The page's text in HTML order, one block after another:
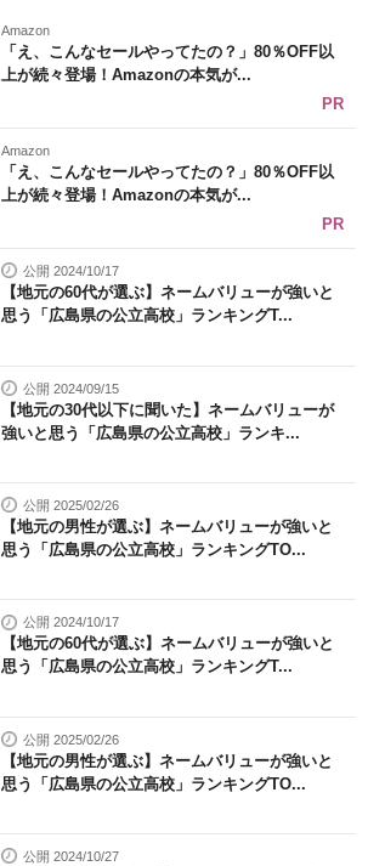
Amazon
「え、こんなセールやってたの？」80％OFF以
上が続々登場！Amazonの本気が...
PR
Amazon
「え、こんなセールやってたの？」80％OFF以
上が続々登場！Amazonの本気が...
PR
公開 2024/10/17
【地元の60代が選ぶ】ネームバリューが強いと
思う「広島県の公立高校」ランキングT...
公開 2024/09/15
【地元の30代以下に聞いた】ネームバリューが
強いと思う「広島県の公立高校」ランキ...
公開 2025/02/26
【地元の男性が選ぶ】ネームバリューが強いと
思う「広島県の公立高校」ランキングTO...
公開 2024/10/17
【地元の60代が選ぶ】ネームバリューが強いと
思う「広島県の公立高校」ランキングT...
公開 2025/02/26
【地元の男性が選ぶ】ネームバリューが強いと
思う「広島県の公立高校」ランキングTO...
公開 2024/10/27